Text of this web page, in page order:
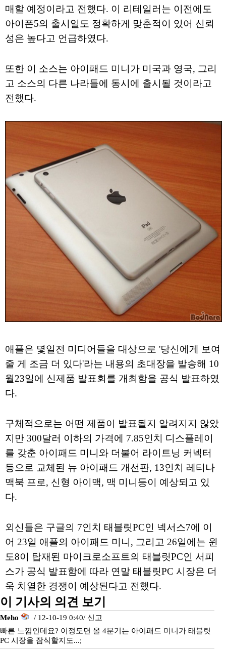
매할 예정이라고 전했다. 이 리테일러는 이전에도
아이폰5의 출시일도 정확하게 맞춘적이 있어 신뢰
성은 높다고 언급하였다.
또한 이 소스는 아이패드 미니가 미국과 영국, 그리
고 소스의 다른 나라들에 동시에 출시될 것이라고
전했다.
애플은 몇일전 미디어들을 대상으로 '당신에게 보여
줄 게 조금 더 있다'라는 내용의 초대장을 발송해 10
월23일에 신제품 발표회를 개최함을 공식 발표하였
다.
구체적으로는 어떤 제품이 발표될지 알려지지 않았
지만 300달러 이하의 가격에 7.85인치 디스플레이
를 갖춘 아이패드 미니와 더불어 라이트닝 커넥터
등으로 교체된 뉴 아이패드 개선판, 13인치 레티나
맥북 프로, 신형 아이맥, 맥 미니등이 예상되고 있
다.
외신들은 구글의 7인치 태블릿PC인 넥서스7에 이
어 23일 애플의 아이패드 미니, 그리고 26일에는 윈
도8이 탑재된 마이크로소프트의 태블릿PC인 서피
스가 공식 발표함에 따라 연말 태블릿PC 시장은 더
욱 치열한 경쟁이 예상된다고 전했다.
이 기사의 의견 보기
Meho / 12-10-19 0:40/ 신고
빠른 느낌인데요? 이정도면 올 4분기는 아이패드 미니가 태블릿
PC 시장을 잠식할지도...;